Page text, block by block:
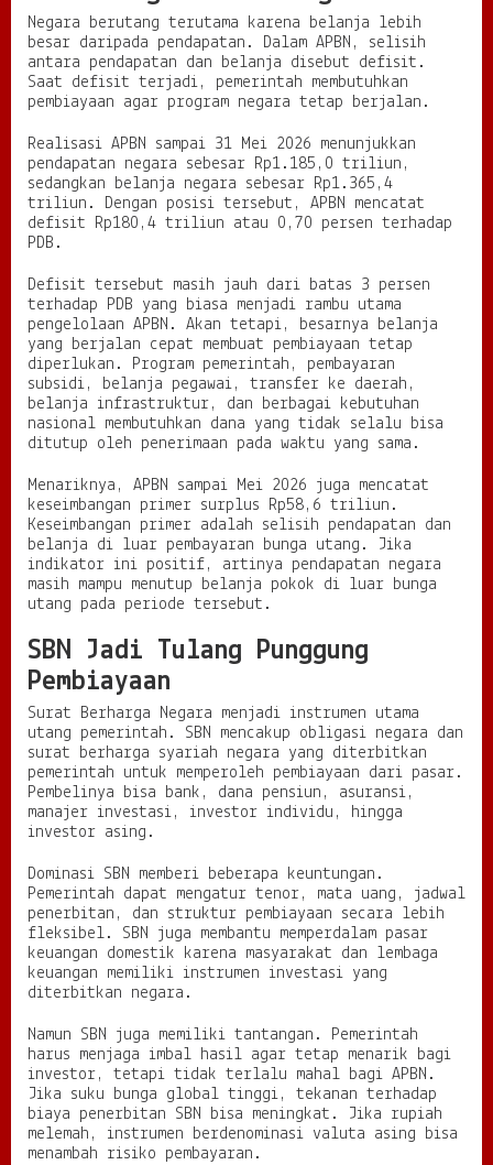
Negara berutang terutama karena belanja lebih
besar daripada pendapatan. Dalam APBN, selisih
antara pendapatan dan belanja disebut defisit.
Saat defisit terjadi, pemerintah membutuhkan
pembiayaan agar program negara tetap berjalan.
Realisasi APBN sampai 31 Mei 2026 menunjukkan
pendapatan negara sebesar Rp1.185,0 triliun,
sedangkan belanja negara sebesar Rp1.365,4
triliun. Dengan posisi tersebut, APBN mencatat
defisit Rp180,4 triliun atau 0,70 persen terhadap
PDB.
Defisit tersebut masih jauh dari batas 3 persen
terhadap PDB yang biasa menjadi rambu utama
pengelolaan APBN. Akan tetapi, besarnya belanja
yang berjalan cepat membuat pembiayaan tetap
diperlukan. Program pemerintah, pembayaran
subsidi, belanja pegawai, transfer ke daerah,
belanja infrastruktur, dan berbagai kebutuhan
nasional membutuhkan dana yang tidak selalu bisa
ditutup oleh penerimaan pada waktu yang sama.
Menariknya, APBN sampai Mei 2026 juga mencatat
keseimbangan primer surplus Rp58,6 triliun.
Keseimbangan primer adalah selisih pendapatan dan
belanja di luar pembayaran bunga utang. Jika
indikator ini positif, artinya pendapatan negara
masih mampu menutup belanja pokok di luar bunga
utang pada periode tersebut.
SBN Jadi Tulang Punggung
Pembiayaan
Surat Berharga Negara menjadi instrumen utama
utang pemerintah. SBN mencakup obligasi negara dan
surat berharga syariah negara yang diterbitkan
pemerintah untuk memperoleh pembiayaan dari pasar.
Pembelinya bisa bank, dana pensiun, asuransi,
manajer investasi, investor individu, hingga
investor asing.
Dominasi SBN memberi beberapa keuntungan.
Pemerintah dapat mengatur tenor, mata uang, jadwal
penerbitan, dan struktur pembiayaan secara lebih
fleksibel. SBN juga membantu memperdalam pasar
keuangan domestik karena masyarakat dan lembaga
keuangan memiliki instrumen investasi yang
diterbitkan negara.
Namun SBN juga memiliki tantangan. Pemerintah
harus menjaga imbal hasil agar tetap menarik bagi
investor, tetapi tidak terlalu mahal bagi APBN.
Jika suku bunga global tinggi, tekanan terhadap
biaya penerbitan SBN bisa meningkat. Jika rupiah
melemah, instrumen berdenominasi valuta asing bisa
menambah risiko pembayaran.